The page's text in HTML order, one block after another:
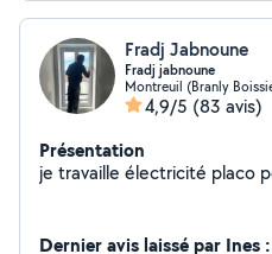
Fradj Jabnoune
Fradj jabnoune
Montreuil (Branly
4,9/5 (83 avis)
Présentation
je travaille électricité placo
Dernier avis laissé par Ines